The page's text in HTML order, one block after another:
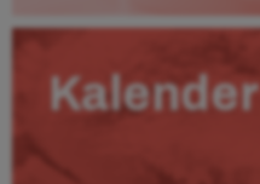
Kalender